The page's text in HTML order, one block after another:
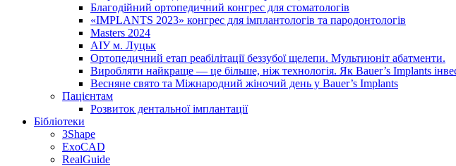
Благодійний ортопедичний конгрес для стоматологів
«IMPLANTS 2023» конгрес для імплантологів та пародонтологів
Masters 2024
АІУ м. Луцьк
Ортопедичний етап реабілітації беззубої щелепи. Мультиюніт абатменти.
Виробляти найкраще — це більше, ніж технологія. Як Bauer’s Implants
Весняне свято та Міжнародний жіночий день у Bauer’s Implants
Пацієнтам
Розвиток дентальної імплантації
Бібліотеки
3Shape
ExoCAD
RealGuide